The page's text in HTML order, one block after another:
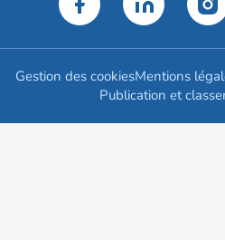
Gestion des cookiesMentions
Publication et